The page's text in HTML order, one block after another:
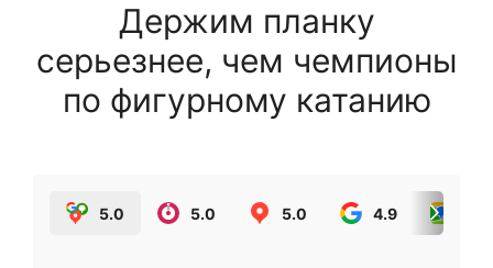
Держим планку
серьезнее, чем чемпионы
по фигурному катанию
5.0 5.0 5.0 4.9